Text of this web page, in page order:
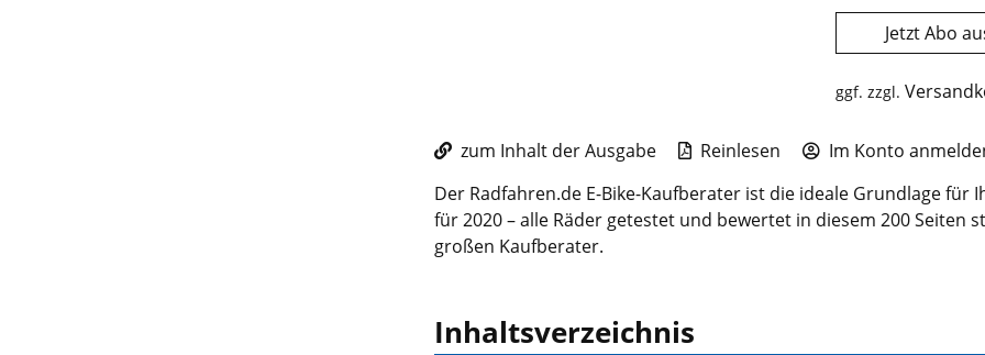
Jetzt Abo
ggf. zzgl.
zum Inhalt der Ausgabe Reinlesen Im Konto
Der Radfahren.de E-Bike-Kaufberater ist die ideale Grundlage für
für 2020 – alle Räder getestet und bewertet in diesem 200 Seiten
großen Kaufberater.
Inhaltsverzeichnis